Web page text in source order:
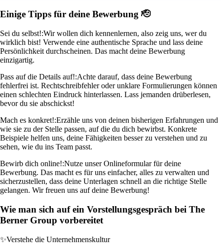
Einige Tipps für deine Bewerbung 🫡
Sei du selbst!:Wir wollen dich kennenlernen, also zeig uns, wer du
wirklich bist! Verwende eine authentische Sprache und lass deine
Persönlichkeit durchscheinen. Das macht deine Bewerbung
einzigartig.
Pass auf die Details auf!:Achte darauf, dass deine Bewerbung
fehlerfrei ist. Rechtschreibfehler oder unklare Formulierungen können
einen schlechten Eindruck hinterlassen. Lass jemanden drüberlesen,
bevor du sie abschickst!
Mach es konkret!:Erzähle uns von deinen bisherigen Erfahrungen und
wie sie zu der Stelle passen, auf die du dich bewirbst. Konkrete
Beispiele helfen uns, deine Fähigkeiten besser zu verstehen und zu
sehen, wie du ins Team passt.
Bewirb dich online!:Nutze unser Onlineformular für deine
Bewerbung. Das macht es für uns einfacher, alles zu verwalten und
sicherzustellen, dass deine Unterlagen schnell an die richtige Stelle
gelangen. Wir freuen uns auf deine Bewerbung!
Wie man sich auf ein Vorstellungsgespräch bei The
Berner Group vorbereitet
✨Verstehe die Unternehmenskultur